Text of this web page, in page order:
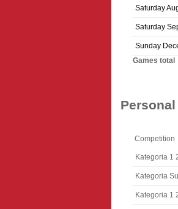
Saturday
Saturday
Sunday
Games total
Competition
Kategoria 1
Kategoria
Kategoria 1